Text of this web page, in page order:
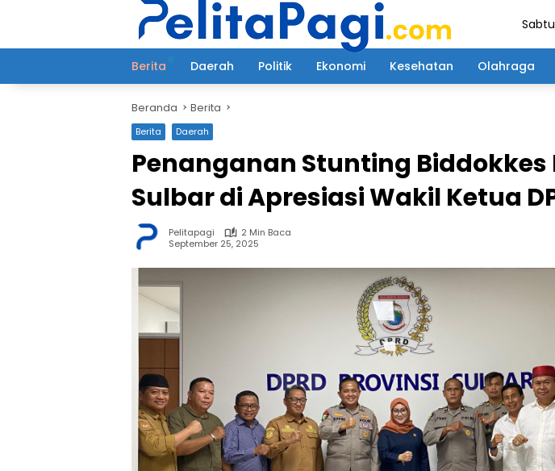
Berita Daerah Politik Ekonomi Kesehatan Olahraga
Beranda Berita
Berita Daerah
Penanganan Stunting Biddokkes
Sulbar di Apresiasi Wakil Ketua
Pelitapagi
2 Min Baca
September 25, 2025